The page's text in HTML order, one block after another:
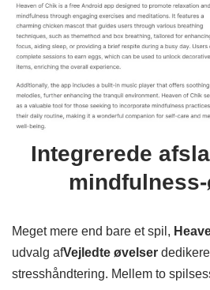
Integrerede
Meget mere end bare et spil,
udvalg afVejledte øvelser
stresshåndtering. Mellem to